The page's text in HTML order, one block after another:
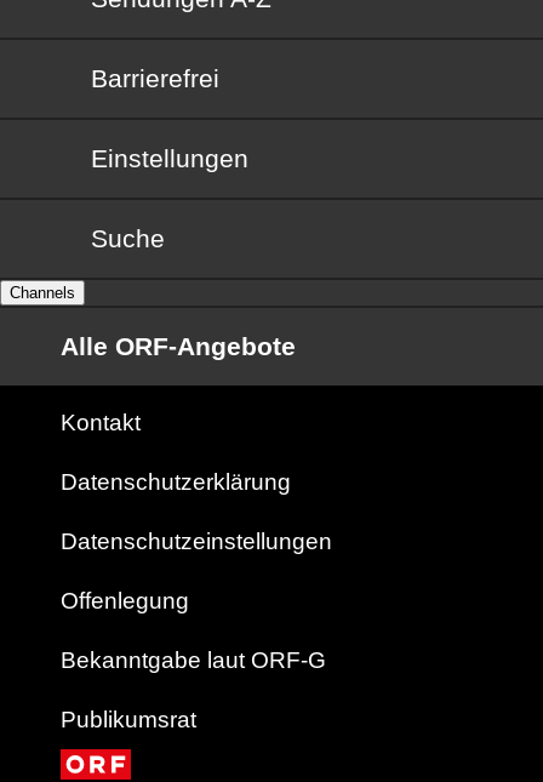
Barrierefrei
Barrierefrei
Einstellungen
Suche
Channels
Alle ORF-Angebote
Kontakt
Datenschutzerklärung
Datenschutzeinstellungen
Offenlegung
Bekanntgabe laut ORF-G
Publikumsrat